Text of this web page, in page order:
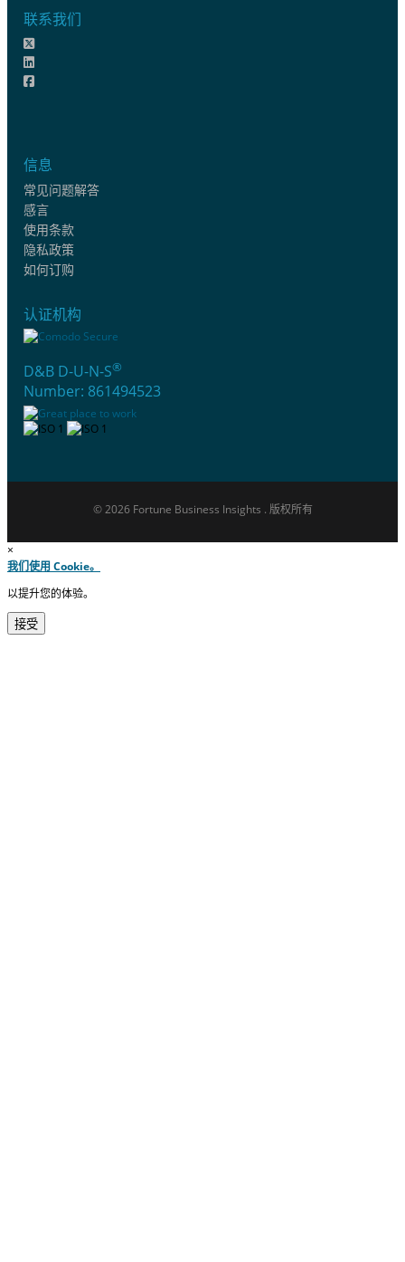
联系我们
信息
常见问题解答
感言
使用条款
隐私政策
如何订购
认证机构
D&B D-U-N-S®
Number: 861494523
© 2026 Fortune Business Insights . 版权所有
×
我们使用 Cookie。
以提升您的体验。
接受